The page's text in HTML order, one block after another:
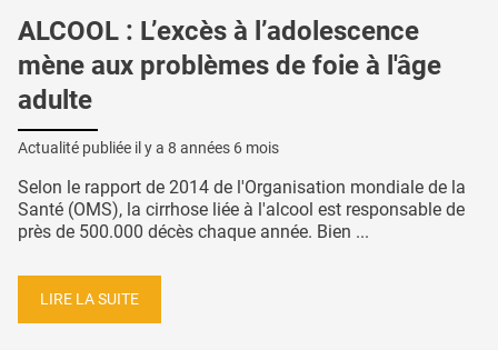
ALCOOL : L’excès à l’adolescence
mène aux problèmes de foie à l'âge
adulte
Actualité publiée il y a 8 années 6 mois
Selon le rapport de 2014 de l'Organisation mondiale de la
Santé (OMS), la cirrhose liée à l'alcool est responsable de
près de 500.000 décès chaque année. Bien ...
LIRE LA SUITE